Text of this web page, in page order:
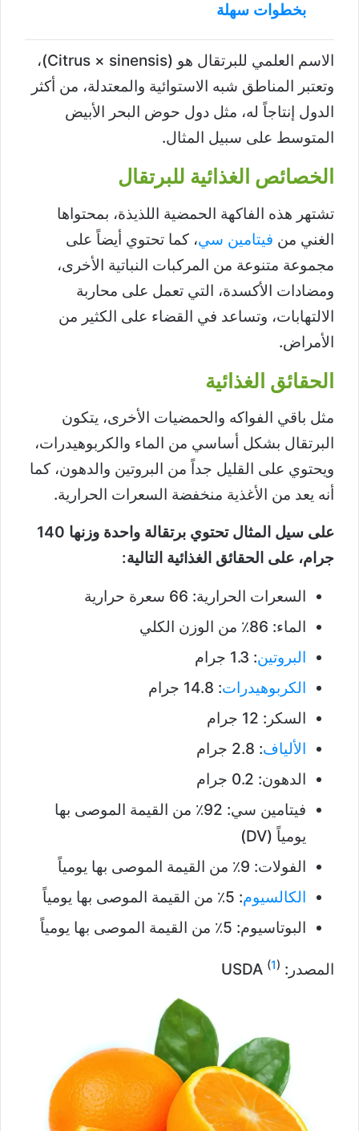
بخطوات سهلة
الاسم العلمي للبرتقال هو (Citrus × sinensis)،
وتعتبر المناطق شبه الاستوائية والمعتدلة، من أكثر
الدول إنتاجاً له، مثل دول حوض البحر الأبيض
المتوسط على سبيل المثال.
الخصائص الغذائية للبرتقال
تشتهر هذه الفاكهة الحمضية اللذيذة، بمحتواها
الغني من فيتامين سي، كما تحتوي أيضاً على
مجموعة متنوعة من المركبات النباتية الأخرى،
ومضادات الأكسدة، التي تعمل على محاربة
الالتهابات، وتساعد في القضاء على الكثير من
الأمراض.
الحقائق الغذائية
مثل باقي الفواكه والحمضيات الأخرى، يتكون
البرتقال بشكل أساسي من الماء والكربوهيدرات،
ويحتوي على القليل جداً من البروتين والدهون، كما
أنه يعد من الأغذية منخفضة السعرات الحرارية.
على سيل المثال تحتوي برتقالة واحدة وزنها 140
جرام، على الحقائق الغذائية التالية:
السعرات الحرارية: 66 سعرة حرارية
الماء: 86٪ من الوزن الكلي
البروتين: 1.3 جرام
الكربوهيدرات: 14.8 جرام
السكر: 12 جرام
الألياف: 2.8 جرام
الدهون: 0.2 جرام
فيتامين سي: 92٪ من القيمة الموصى بها
يومياً (DV)
الفولات: 9٪ من القيمة الموصى بها يومياً
الكالسيوم: 5٪ من القيمة الموصى بها يومياً
البوتاسيوم: 5٪ من القيمة الموصى بها يومياً
المصدر: USDA (1)